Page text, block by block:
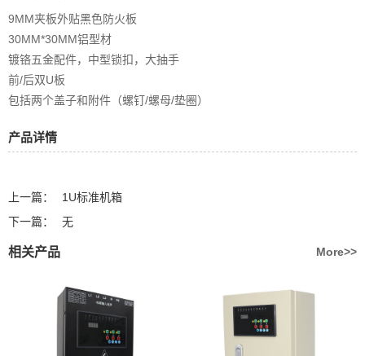
9MM夹板外贴黑色防火板
30MM*30MM铝型材
镀铬五金配件，中型锁扣，大抽手
前/后双U板
包括两个盖子和附件（螺钉/螺母/垫圈）
产品详情
上一篇：
1U标准机箱
下一篇：
无
相关产品 More>>